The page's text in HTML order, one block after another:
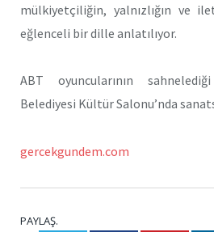
mülkiyetçiliğin, yalnızlığın ve
eğlenceli bir dille anlatılıyor.
ABT oyuncularının
Belediyesi Kültür Salonu’nda
gercekgundem.com
PAYLAŞ.